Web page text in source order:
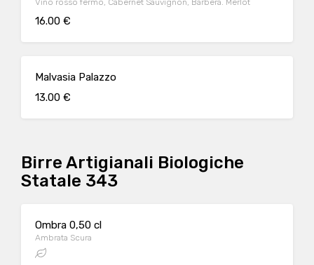
Vino rosso fermo, Cabernet Sauvignon, Barbera. Merlot
16.00 €
Malvasia Palazzo
13.00 €
Birre Artigianali Biologiche
Statale 343
Ombra 0,50 cl
Ambrata Scura